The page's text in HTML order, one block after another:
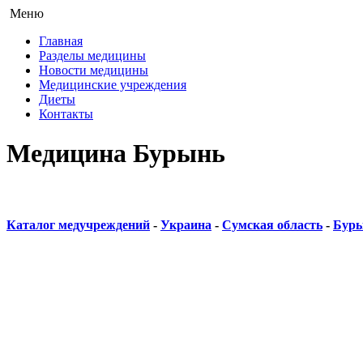
Меню
Главная
Разделы медицины
Новости медицины
Медицинские учреждения
Диеты
Контакты
Медицина Бурынь
Каталог медучреждений - Украина - Сумская область -